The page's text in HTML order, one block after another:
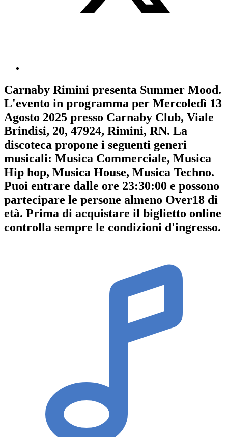
Carnaby Rimini presenta Summer Mood.
L'evento in programma per Mercoledì 13
Agosto 2025 presso Carnaby Club, Viale
Brindisi, 20, 47924, Rimini, RN. La
discoteca propone i seguenti generi
musicali: Musica Commerciale, Musica
Hip hop, Musica House, Musica Techno.
Puoi entrare dalle ore 23:30:00 e possono
partecipare le persone almeno Over18 di
età. Prima di acquistare il biglietto online
controlla sempre le condizioni d'ingresso.